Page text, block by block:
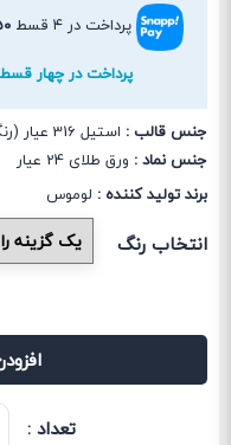
پرداخت در ۴ قسط
پرداخت در چهار
جنس قالب : استیل 316 عیار (رنگ ثابت و ضد حساسیت)
جنس نماد : ورق طلای 24 عیار
برند تولید کننده : لوموس
انتخاب رنگ
تعداد :